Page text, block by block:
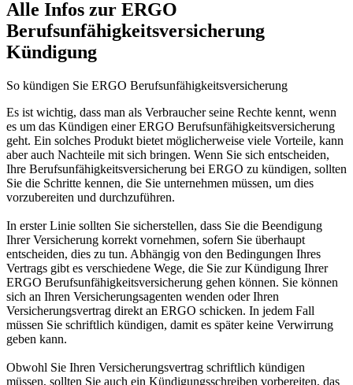
Alle Infos zur ERGO
Berufsunfähigkeitsversicherung
Kündigung
So kündigen Sie ERGO Berufsunfähigkeitsversicherung
Es ist wichtig, dass man als Verbraucher seine Rechte kennt, wenn
es um das Kündigen einer ERGO Berufsunfähigkeitsversicherung
geht. Ein solches Produkt bietet möglicherweise viele Vorteile, kann
aber auch Nachteile mit sich bringen. Wenn Sie sich entscheiden,
Ihre Berufsunfähigkeitsversicherung bei ERGO zu kündigen, sollten
Sie die Schritte kennen, die Sie unternehmen müssen, um dies
vorzubereiten und durchzuführen.
In erster Linie sollten Sie sicherstellen, dass Sie die Beendigung
Ihrer Versicherung korrekt vornehmen, sofern Sie überhaupt
entscheiden, dies zu tun. Abhängig von den Bedingungen Ihres
Vertrags gibt es verschiedene Wege, die Sie zur Kündigung Ihrer
ERGO Berufsunfähigkeitsversicherung gehen können. Sie können
sich an Ihren Versicherungsagenten wenden oder Ihren
Versicherungsvertrag direkt an ERGO schicken. In jedem Fall
müssen Sie schriftlich kündigen, damit es später keine Verwirrung
geben kann.
Obwohl Sie Ihren Versicherungsvertrag schriftlich kündigen
müssen, sollten Sie auch ein Kündigungsschreiben vorbereiten, das